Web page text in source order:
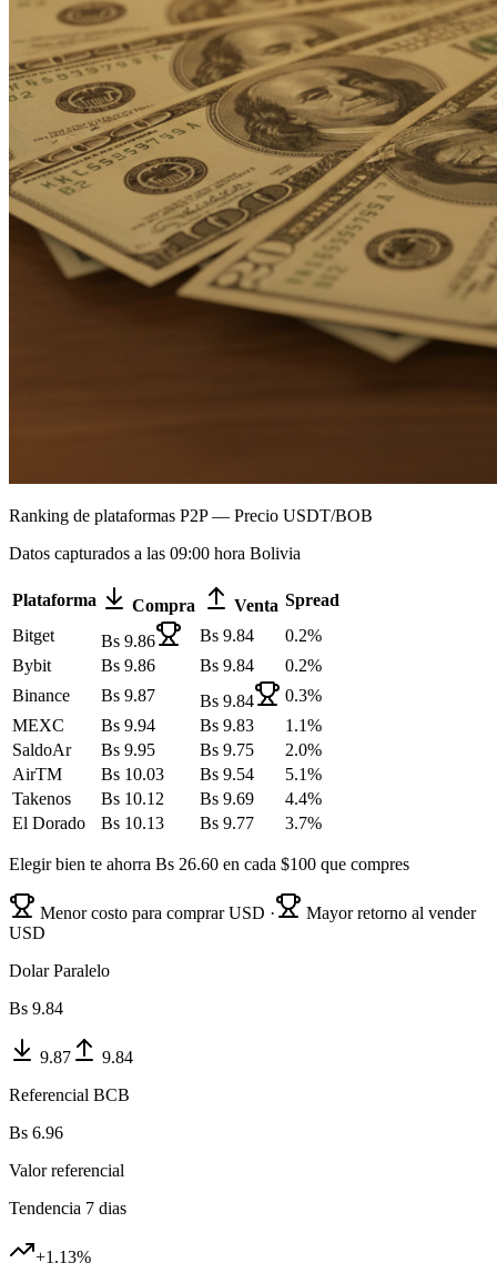
Ranking de plataformas P2P — Precio USDT/BOB
Datos capturados a las 09:00 hora Bolivia
Plataforma Compra Venta Spread
Bitget
Bs 9.86 Bs 9.84 0.2%
Bybit
Bs 9.86 Bs 9.84 0.2%
Binance
Bs 9.87 Bs 9.84 0.3%
MEXC
Bs 9.94 Bs 9.83 1.1%
SaldoAr
Bs 9.95 Bs 9.75 2.0%
AirTM
Bs 10.03 Bs 9.54 5.1%
Takenos
Bs 10.12 Bs 9.69 4.4%
El Dorado
Bs 10.13 Bs 9.77 3.7%
Elegir bien te ahorra Bs 26.60 en cada $100 que compres
Menor costo para comprar USD ·
Mayor retorno al vender
USD
Dolar Paralelo
Bs 9.84
9.87
9.84
Referencial BCB
Bs 6.96
Valor referencial
Tendencia 7 dias
+1.13%